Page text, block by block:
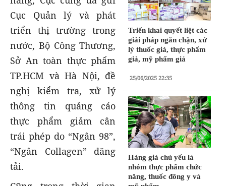
Triển khai quyết liệt các
giải pháp ngăn chặn, xử
lý thuốc giả, thực phẩm
giả, mỹ phẩm giả
25/06/2025 22:35
Hàng giả chủ yếu là
nhóm thực phẩm chức
năng, thuốc đông y và
Cục Quản lý và phát
triển thị trường trong
nước, Bộ Công Thương,
Sở An toàn thực phẩm
TP.HCM và Hà Nội, đề
nghị kiểm tra, xử lý
thông tin quảng cáo
thực phẩm giảm cân
trái phép do “Ngân 98”,
“Ngân Collagen” đăng
tải.